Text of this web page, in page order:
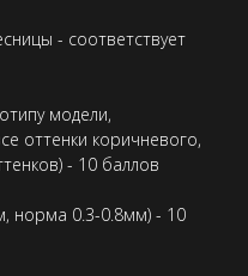
- соответствует
модели,
оттенки коричневого,
- 10 баллов
норма 0.3-0.8мм) - 10